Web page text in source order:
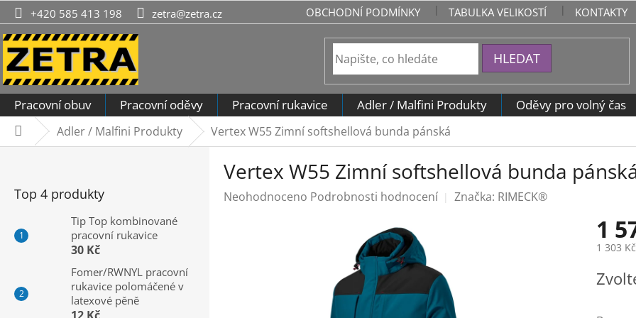
Přejít
na
obsah
+420 585 413 198 zetra@zetra.cz OBCHODNÍ PODMÍNKY TABULKA VELIKOSTÍ KONTAKTY
HLEDAT
Pracovní obuv Pracovní oděvy Pracovní rukavice Adler / Malfini Produkty Oděvy pro volný čas
DomůAdler / Malfini Produkty Vertex W55 Zimní softshellová bunda pánská
Top 4 produkty
Tip Top kombinované
pracovní rukavice
30 Kč
Fomer/RWNYL pracovní
rukavice polomáčené v
latexové pěně
Vertex W55 Zimní softshellová bunda
Průměrné
Neohodnoceno Podrobnosti hodnocení Značka: RIMECK®
1
1 303
cena: